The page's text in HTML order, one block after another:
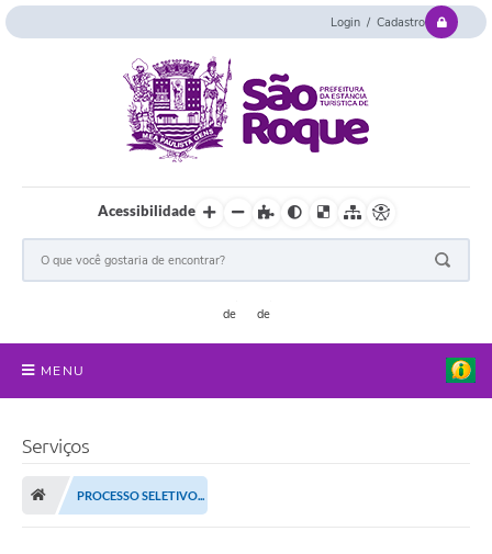
Login / Cadastro
Acessibilidade
MENU
Terceiro Setor
Serviços
PROCESSO SELETIVO...